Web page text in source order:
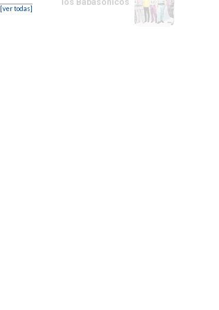
[ver todas]